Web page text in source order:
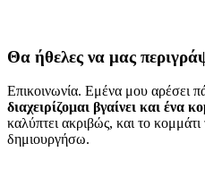
Θα ήθελες να μας
Επικοινωνία. Εμένα μου αρέσει
διαχειρίζομαι βγαίνει και
καλύπτει ακριβώς, και το
δημιουργήσω.